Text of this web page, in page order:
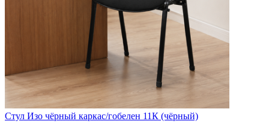
Стул Изо чёрный каркас/гобелен 11К (чёрный)